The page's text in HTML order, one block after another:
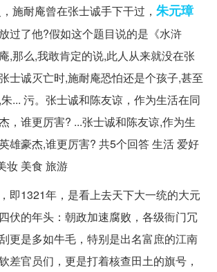
施耐庵曾在张士诚手下干过， 朱元璋
过了他?假如这个题目说的是《水浒
,那么,我敢肯定的说,此人从来就没在张
士诚灭亡时,施耐庵恐怕还是个孩子,甚至
... 污。张士诚和陈友谅，作为生活在同
，谁更厉害? ...张士诚和陈友谅,作为生
雄豪杰,谁更厉害? 共5个回答 生活 爱好
妆 美食 旅游
即1321年，是看上去天下大一统的大元
伏的年头：朝政加速腐败，各级衙门冗
更是多如牛毛，特别是出名富庶的江南
差官员们，更是打着核查田土的旗号，